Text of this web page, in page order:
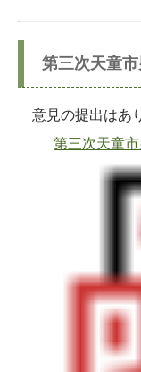
第三次天童市
意見の提出はあ
第三次天童